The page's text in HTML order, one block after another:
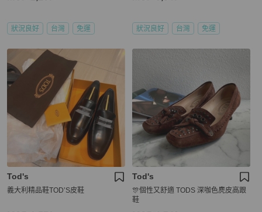
狀況良好 台灣 免運 狀況良好 台灣 免運
Tod's
義大利精品鞋TOD’S皮鞋
Tod's
🎊個性又舒適 TODS 深咖色麂皮高跟
鞋